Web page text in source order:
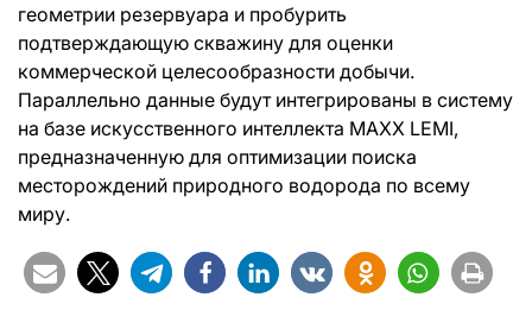
геометрии резервуара и пробурить
подтверждающую скважину для оценки
коммерческой целесообразности добычи.
Параллельно данные будут интегрированы в систему
на базе искусственного интеллекта MAXX LEMI,
предназначенную для оптимизации поиска
месторождений природного водорода по всему
миру.